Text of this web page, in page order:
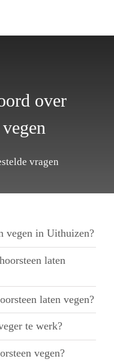
over
vragen
vegen in Uithuizen?
laten
laten vegen?
te werk?
vegen?